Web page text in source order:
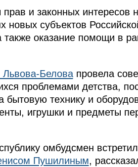
и законных интересов
новых субъектов
оказание помощи в
Беловапровела
проблемами детства,
бытовую технику и
игрушки и предметы
омбудсмен
Пушилиным,